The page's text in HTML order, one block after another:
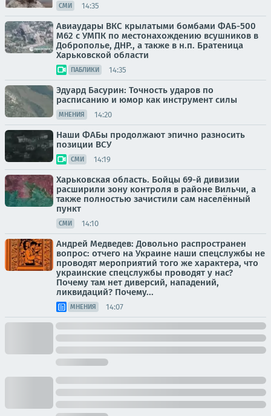
СМИ 14:35
Авиаудары ВКС крылатыми бомбами ФАБ-500
М62 с УМПК по местонахождению всушников в
Доброполье, ДНР., а также в н.п. Братеница
Харьковской области
ПАБЛИКИ 14:35
Эдуард Басурин: Точность ударов по
расписанию и юмор как инструмент силы
МНЕНИЯ 14:20
Наши ФАБы продолжают эпично разносить
позиции ВСУ
СМИ 14:19
Харьковская область. Бойцы 69-й дивизии
расширили зону контроля в районе Вильчи, а
также полностью зачистили сам населённый
пункт
СМИ 14:10
Андрей Медведев: Довольно распространен
вопрос: отчего на Украине наши спецслужбы не
проводят мероприятий того же характера, что
украинские спецслужбы проводят у нас?
Почему там нет диверсий, нападений,
ликвидаций? Почему...
МНЕНИЯ 14:07